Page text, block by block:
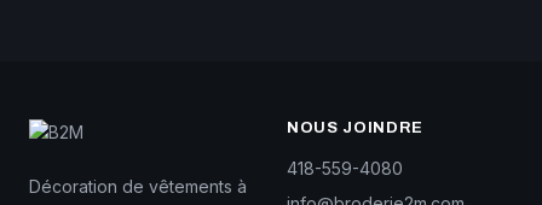
Décoration de vêtements à
NOUS JOINDRE
418-559-4080